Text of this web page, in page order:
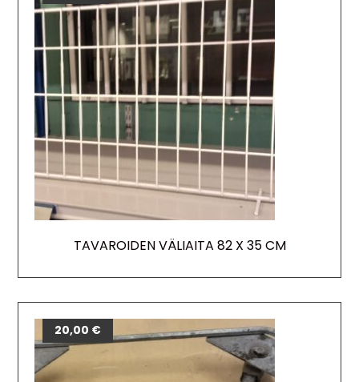
TAVAROIDEN VÄLIAITA 82 X 35 CM
20,00 €